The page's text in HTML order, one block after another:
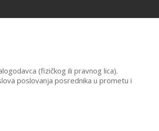
(fizičkog ili pravnog lica).
poslovanja posrednika u prometu i